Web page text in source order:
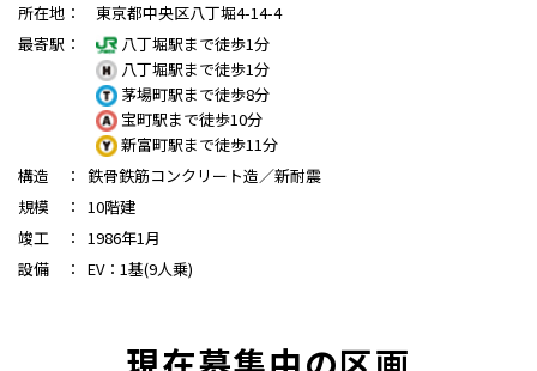
所在地 ：
東京都中央区八丁堀4-14-4
最寄駅 ：
八丁堀駅まで徒歩1分
八丁堀駅まで徒歩1分
茅場町駅まで徒歩8分
宝町駅まで徒歩10分
新富町駅まで徒歩11分
構造
： 鉄骨鉄筋コンクリート造／新耐震
規模
： 10階建
竣工
： 1986年1月
設備
： EV：1基(9人乗)